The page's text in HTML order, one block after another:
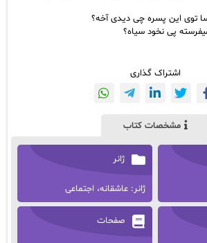
توی این پسره چی دیدی آخه؟
پی نخود سیاه؟
اشتراک گذاری
مشخصات کتاب
ژانر
ژانر: عاشقانه، اجتماعی
صفحات